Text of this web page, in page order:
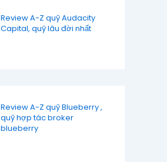
Review A-Z quỹ Audacity
Capital, quỹ lâu đời nhất
Review A-Z quỹ Blueberry ,
quỹ hợp tác broker
blueberry